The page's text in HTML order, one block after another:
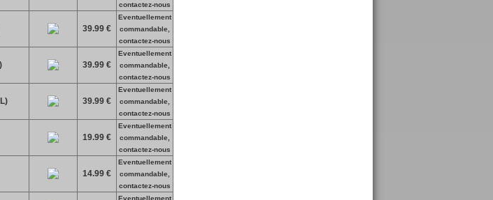
contactez-nous
39.99 €
Eventuellement
commandable,
contactez-nous
39.99 €
Eventuellement
commandable,
contactez-nous
39.99 €
Eventuellement
commandable,
contactez-nous
19.99 €
Eventuellement
commandable,
contactez-nous
14.99 €
Eventuellement
commandable,
contactez-nous
Eventuellement